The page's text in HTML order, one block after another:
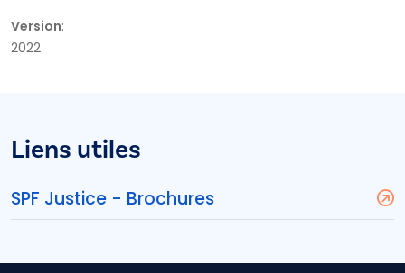
Version:
2022
Liens utiles
SPF Justice - Brochures